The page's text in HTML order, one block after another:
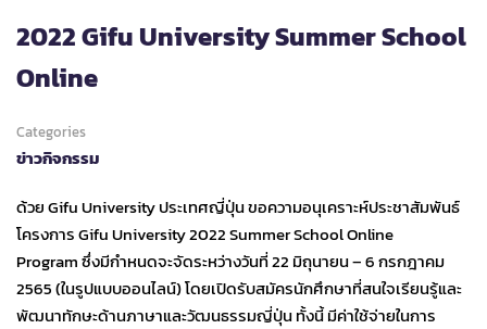
2022 Gifu University Summer School
Online
Categories
ข่าวกิจกรรม
ด้วย Gifu University ประเทศญี่ปุ่น ขอความอนุเคราะห์ประชาสัมพันธ์
โครงการ Gifu University 2022 Summer School Online
Program ซึ่งมีกำหนดจะจัดระหว่างวันที่ 22 มิถุนายน – 6 กรกฎาคม
2565 (ในรูปแบบออนไลน์) โดยเปิดรับสมัครนักศึกษาที่สนใจเรียนรู้และ
พัฒนาทักษะด้านภาษาและวัฒนธรรมญี่ปุ่น ทั้งนี้ มีค่าใช้จ่ายในการ